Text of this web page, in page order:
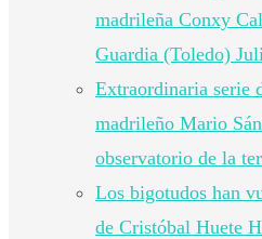
madrileña Conxy
Guardia (Toledo)
Extraordinaria serie
madrileño Mario
observatorio de la
Los bigotudos han
de Cristóbal Huete